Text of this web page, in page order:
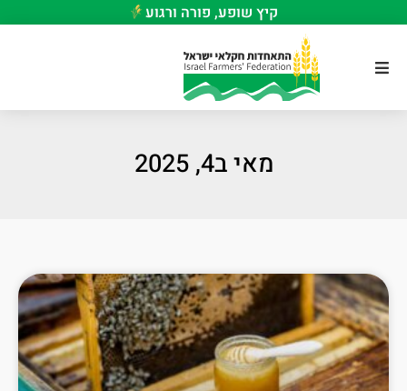
קיץ שופע, פורה ורגוע
מאי ב4, 2025